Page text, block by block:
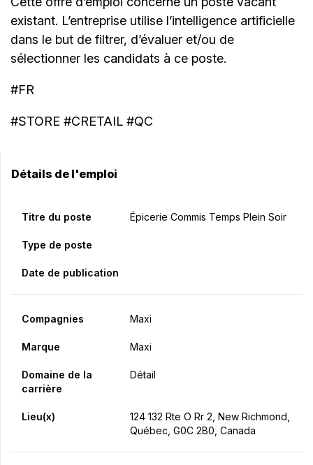
existant. L’entreprise utilise l’intelligence artificielle
dans le but de filtrer, d’évaluer et/ou de
sélectionner les candidats à ce poste.
#FR
#STORE #CRETAIL #QC
Détails de l'emploi
Titre du poste Épicerie Commis Temps Plein Soir
Type de poste
Date de publication
Compagnies Maxi
Marque Maxi
Domaine de la
carrière
Détail
Lieu(x)
124 132 Rte O Rr 2, New Richmond,
Québec, G0C 2B0, Canada